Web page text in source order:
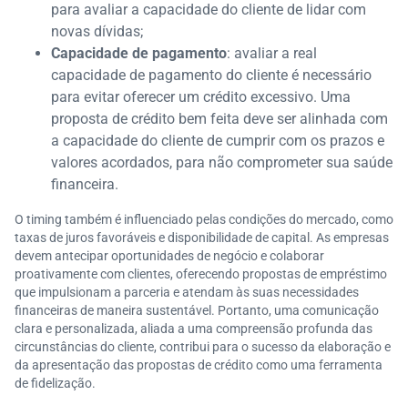
para avaliar a capacidade do cliente de lidar com
novas dívidas;
Capacidade de pagamento: avaliar a real
capacidade de pagamento do cliente é necessário
para evitar oferecer um crédito excessivo. Uma
proposta de crédito bem feita deve ser alinhada com
a capacidade do cliente de cumprir com os prazos e
valores acordados, para não comprometer sua saúde
financeira.
O timing também é influenciado pelas condições do mercado, como
taxas de juros favoráveis e disponibilidade de capital. As empresas
devem antecipar oportunidades de negócio e colaborar
proativamente com clientes, oferecendo propostas de empréstimo
que impulsionam a parceria e atendam às suas necessidades
financeiras de maneira sustentável. Portanto, uma comunicação
clara e personalizada, aliada a uma compreensão profunda das
circunstâncias do cliente, contribui para o sucesso da elaboração e
da apresentação das propostas de crédito como uma ferramenta
de fidelização.